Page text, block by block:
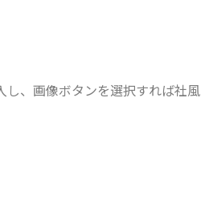
、画像ボタンを選択すれば社風